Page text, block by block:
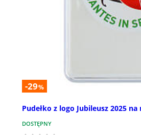
-29%
Pudełko z logo Jubileusz 2025
DOSTĘPNY